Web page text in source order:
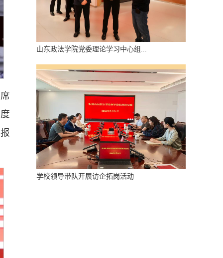
山东政法学院党委理论​学习中心组...
学校领导带队开展访企拓岗活动